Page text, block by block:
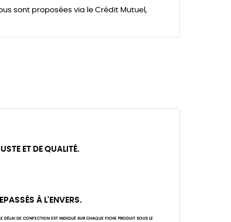
sont proposées via le Crédit Mutuel,
ET DE QUALITÉ.
À L'ENVERS.
DE CONFECTION EST INDIQUÉ SUR CHAQUE FICHE PRODUIT SOUS LE